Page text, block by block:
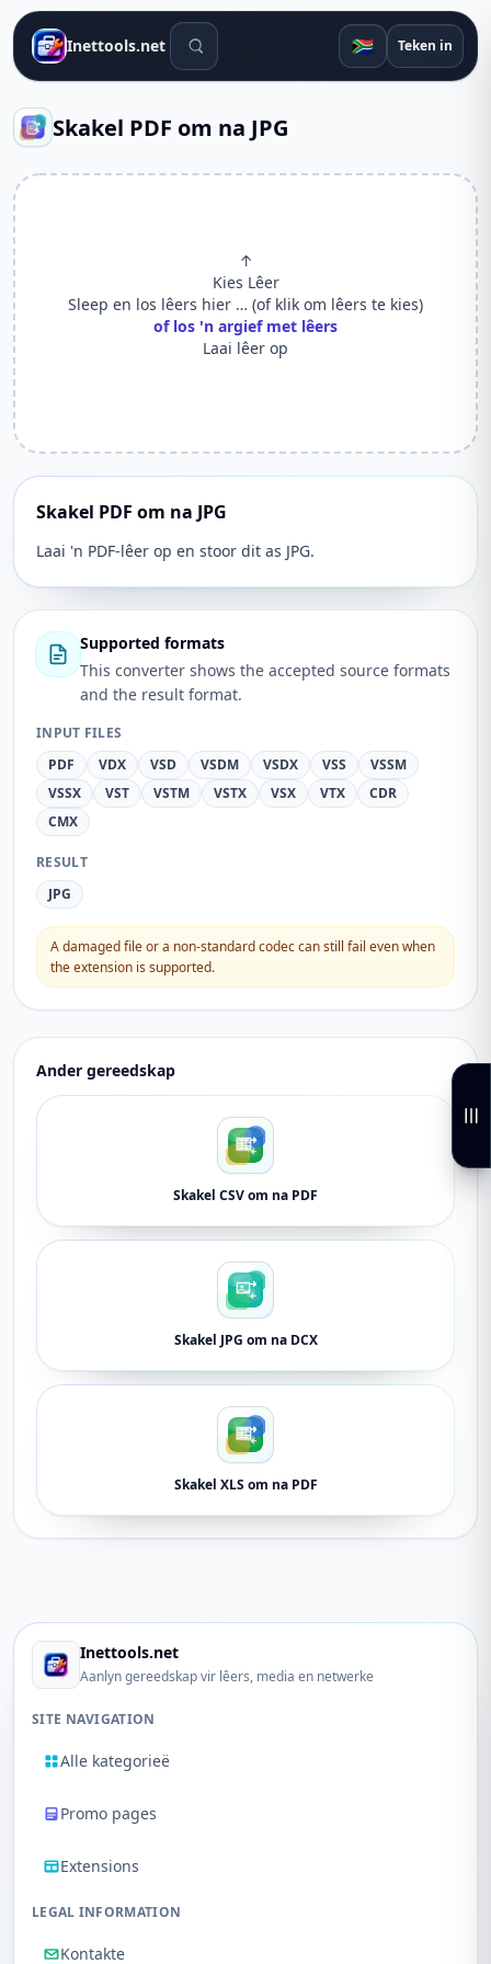
Inettools.net Soek gereedskap 🇿🇦 Teken in
Skakel PDF om na JPG
↑
Kies Lêer
Sleep en los lêers hier … (of klik om lêers te kies)
of los 'n argief met lêers
Laai lêer op
Skakel PDF om na JPG
Laai 'n PDF-lêer op en stoor dit as JPG.
Supported formats
This converter shows the accepted source formats
and the result format.
INPUT FILES
PDF
VDX VSD VSDM VSDX VSS
VSSM
VSSX
VST VSTM VSTX VSX VTX
CDR
CMX
RESULT
JPG
A damaged file or a non-standard codec can still fail even when
the extension is supported.
Ander gereedskap
Skakel CSV om na PDF
Skakel JPG om na DCX
Skakel XLS om na PDF
Inettools.net
Aanlyn gereedskap vir lêers, media en netwerke
SITE NAVIGATION
Alle kategorieë
Promo pages
Extensions
LEGAL INFORMATION
Kontakte